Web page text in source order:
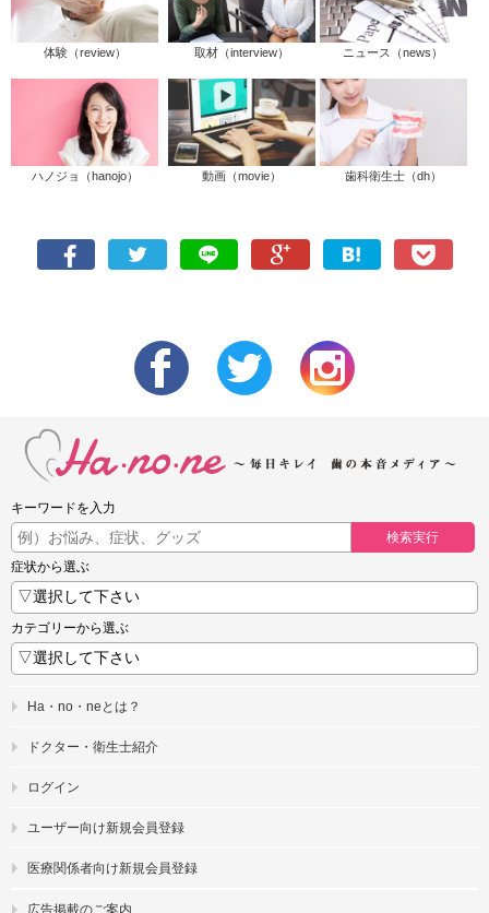
体験（review） 取材（interview） ニュース（news）
ハノジョ（hanojo） 動画（movie） 歯科衛生士（dh）
キーワードを入力
検索実行
症状から選ぶ
カテゴリーから選ぶ
Ha・no・neとは？
ドクター・衛生士紹介
ログイン
ユーザー向け新規会員登録
医療関係者向け新規会員登録
広告掲載のご案内